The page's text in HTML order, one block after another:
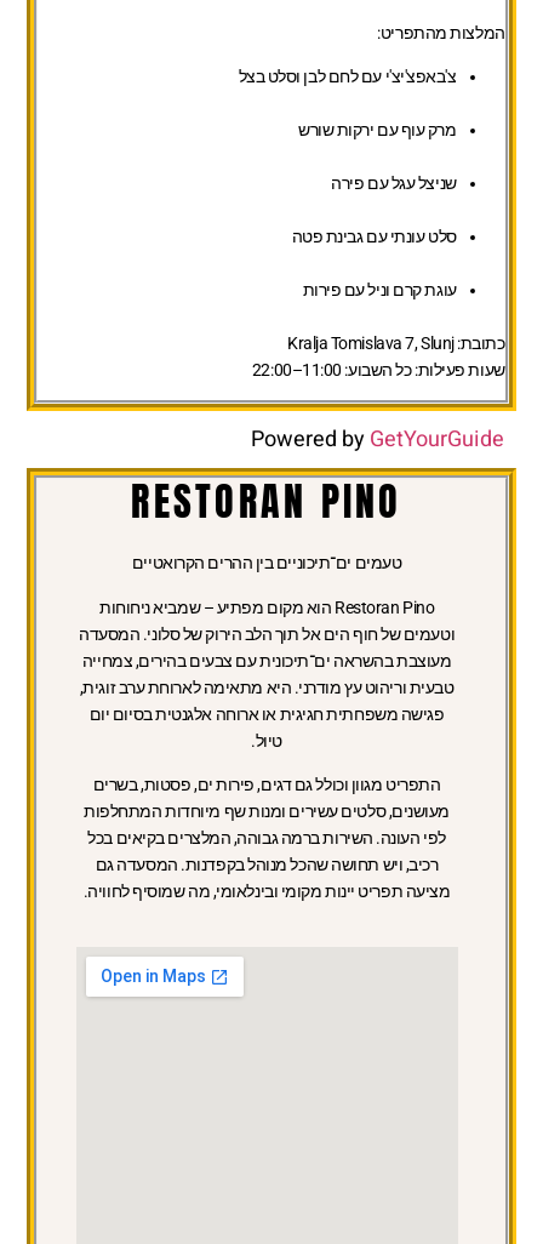
המלצות מהתפריט:
צ'באפצ'יצ'י עם לחם לבן וסלט בצל
מרק עוף עם ירקות שורש
שניצל עגל עם פירה
סלט עונתי עם גבינת פטה
עוגת קרם וניל עם פירות
כתובת:Kralja Tomislava 7, Slunj
שעות פעילות:כל השבוע: 11:00–22:00
Powered byGetYourGuide
RESTORAN PINO
טעמים ים־תיכוניים בין ההרים הקרואטיים
Restoran Pino הוא מקום מפתיע – שמביא ניחוחות
וטעמים של חוף הים אל תוך הלב הירוק של סלוני. המסעדה
מעוצבת בהשראה ים־תיכונית עם צבעים בהירים, צמחייה
טבעית וריהוט עץ מודרני. היא מתאימה לארוחת ערב זוגית,
פגישה משפחתית חגיגית או ארוחה אלגנטית בסיום יום
טיול.
התפריט מגוון וכולל גם דגים, פירות ים, פסטות, בשרים
מעושנים, סלטים עשירים ומנות שף מיוחדות המתחלפות
לפי העונה. השירות ברמה גבוהה, המלצרים בקיאים בכל
רכיב, ויש תחושה שהכל מנוהל בקפדנות. המסעדה גם
מציעה תפריט יינות מקומי ובינלאומי, מה שמוסיף לחוויה.